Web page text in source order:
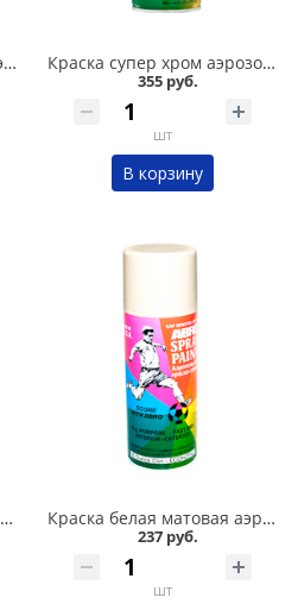
Краска черная матовая аэрозольная ABRO в Кургане Краска супер хром аэрозольная ABRO 272 мл в Кургане
355 руб.
шт
В корзину
Краска белая глянцевая аэрозольная ABRO в Кургане Краска белая матовая аэрозольная ABRO в Кургане
237 руб.
шт